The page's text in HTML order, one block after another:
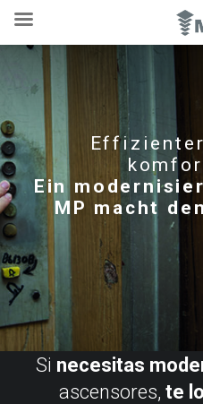
Ein
MP macht
Si necesitas
ascensores, te